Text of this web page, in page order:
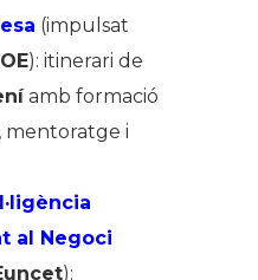
(impulsat
): itinerari de
amb formació
mentoratge i
al Negoci
):